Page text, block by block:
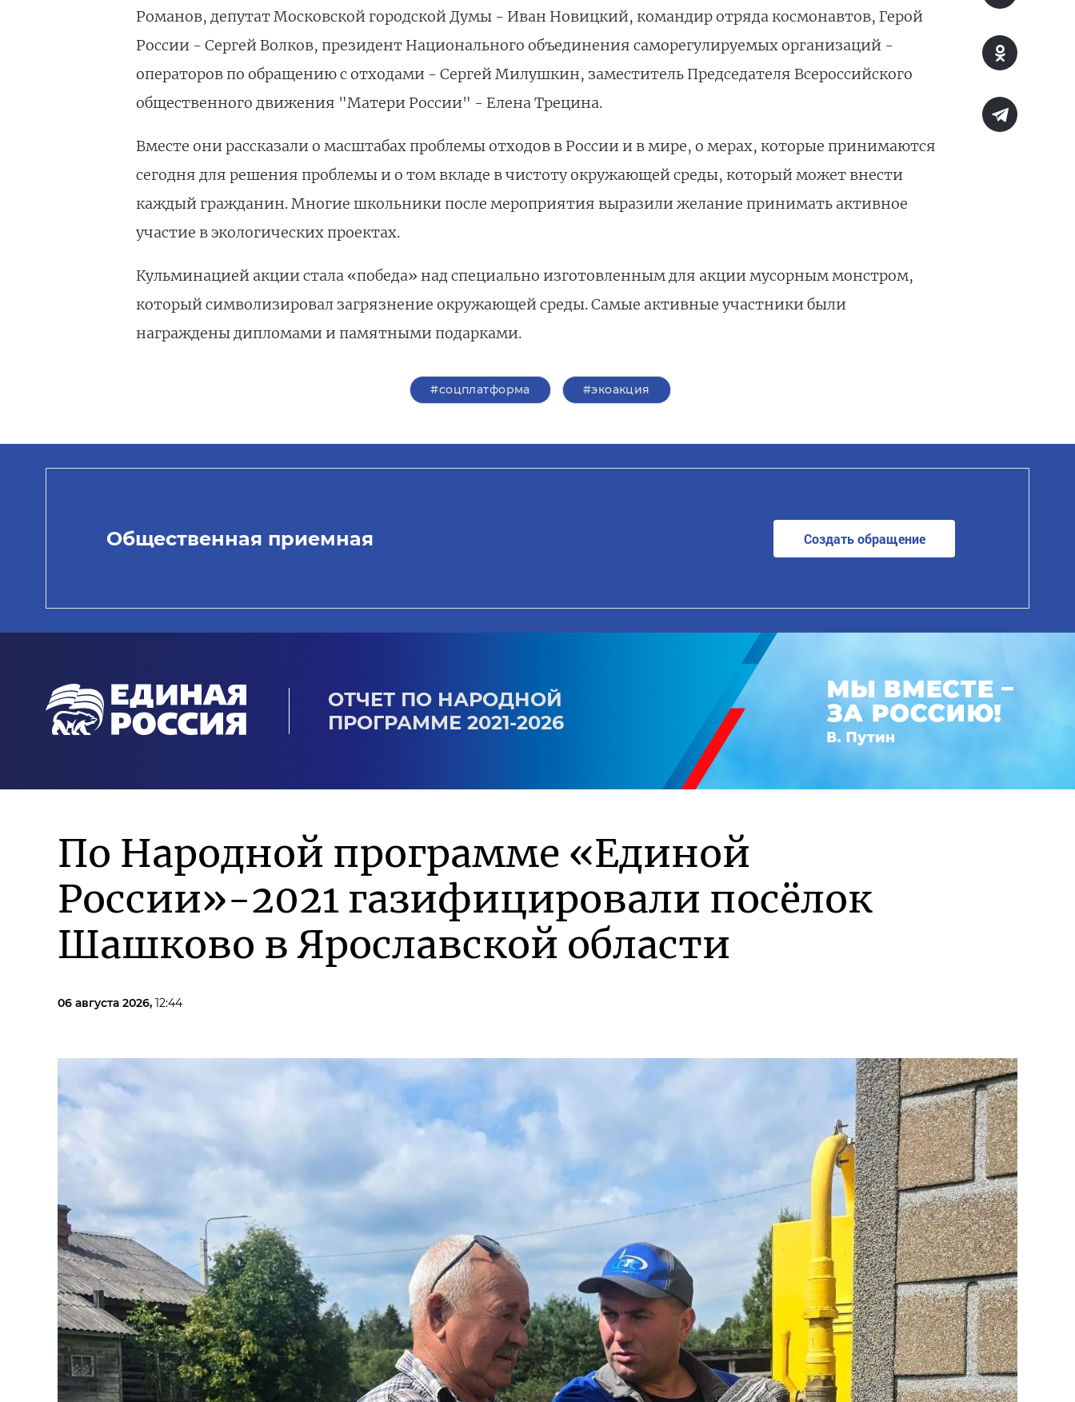
Романов, депутат Московской городской Думы - Иван Новицкий, командир отряда космонавтов, Герой
России - Сергей Волков, президент Национального объединения саморегулируемых организаций -
операторов по обращению с отходами - Сергей Милушкин, заместитель Председателя Всероссийского
общественного движения "Матери России" - Елена Трецина.
Вместе они рассказали о масштабах проблемы отходов в России и в мире, о мерах, которые принимаются
сегодня для решения проблемы и о том вкладе в чистоту окружающей среды, который может внести
каждый гражданин. Многие школьники после мероприятия выразили желание принимать активное
участие в экологических проектах.
Кульминацией акции стала «победа» над специально изготовленным для акции мусорным монстром,
который символизировал загрязнение окружающей среды. Самые активные участники были
награждены дипломами и памятными подарками.
#соцплатформа #экоакция
Общественная приемная Создать обращение
ОТЧЕТ ПО НАРОДНОЙ
ПРОГРАММЕ 2021-2026
По Народной программе «Единой
России»-2021 газифицировали посёлок
Шашково в Ярославской области
06 августа 2026, 12:44